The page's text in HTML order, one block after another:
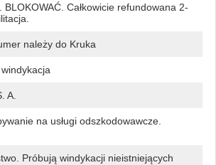
BLOKOWAĆ. Całkowicie refundowana 2-
należy do Kruka
A.
na usługi odszkodowawcze.
Próbują windykacji nieistniejących